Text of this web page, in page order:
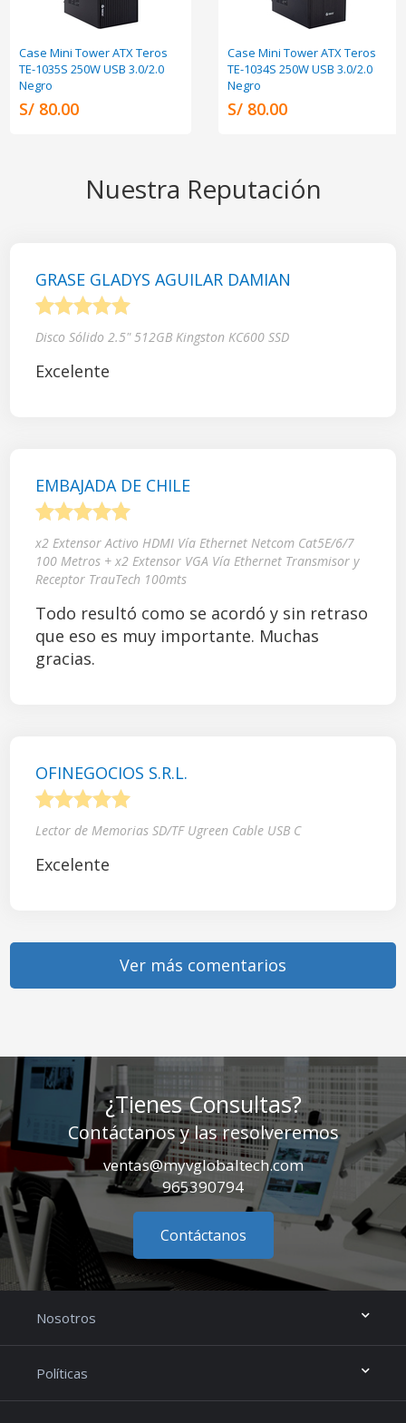
Case Mini Tower ATX Teros
TE-1035S 250W USB 3.0/2.0
Negro
S/ 80.00
Case Mini Tower ATX Teros
TE-1034S 250W USB 3.0/2.0
Negro
S/ 80.00
Nuestra Reputación
GRASE GLADYS AGUILAR DAMIAN
Disco Sólido 2.5" 512GB Kingston KC600 SSD
Excelente
EMBAJADA DE CHILE
x2 Extensor Activo HDMI Vía Ethernet Netcom Cat5E/6/7
100 Metros + x2 Extensor VGA Vía Ethernet Transmisor y
Receptor TrauTech 100mts
Todo resultó como se acordó y sin retraso
que eso es muy importante. Muchas
gracias.
OFINEGOCIOS S.R.L.
Lector de Memorias SD/TF Ugreen Cable USB C
Excelente
Ver más comentarios
¿Tienes Consultas?
Contáctanos y las resolveremos
ventas@myvglobaltech.com
965390794
Contáctanos
Nosotros
Políticas